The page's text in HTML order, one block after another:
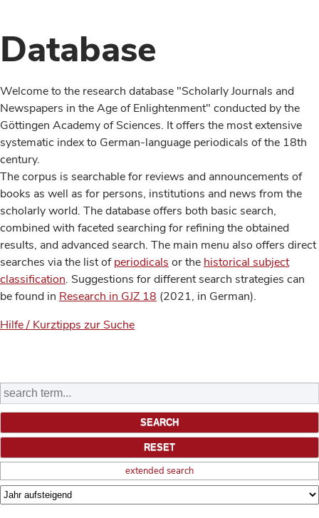
Database
Welcome to the research database "Scholarly Journals and
Newspapers in the Age of Enlightenment" conducted by the
Göttingen Academy of Sciences. It offers the most extensive
systematic index to German-language periodicals of the 18th
century.
The corpus is searchable for reviews and announcements of
books as well as for persons, institutions and news from the
scholarly world. The database offers both basic search,
combined with faceted searching for refining the obtained
results, and advanced search. The main menu also offers direct
searches via the list ofperiodicals or the historical subject
classification. Suggestions for different search strategies can
be found in Research in GJZ 18 (2021, in German).
Hilfe / Kurztipps zur Suche
extended search